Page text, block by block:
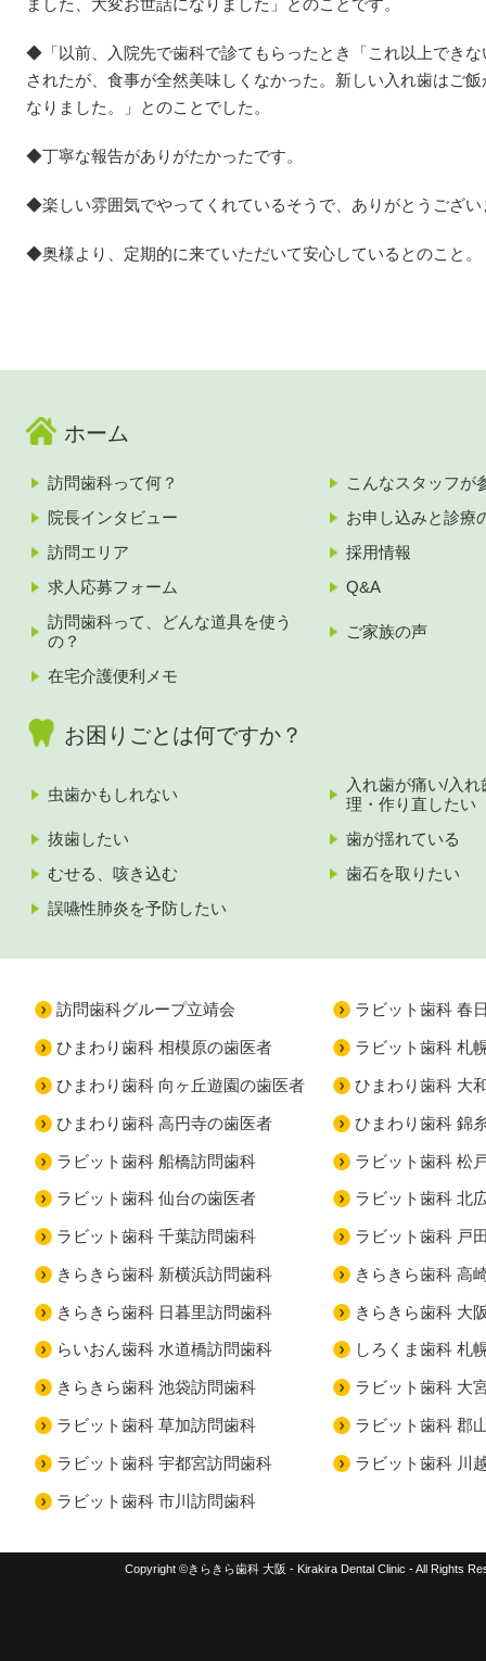
ました、大変お世話になりました」とのことです。
◆「以前、入院先で歯科で診てもらったとき「これ以上できな
されたが、食事が全然美味しくなかった。新しい入れ歯はご
なりました。」とのことでした。
◆丁寧な報告がありがたかったです。
◆楽しい雰囲気でやってくれているそうで、ありがとうござい
◆奥様より、定期的に来ていただいて安心しているとのこと。
ホーム
訪問歯科って何？
こんなスタッフが
院長インタビュー
お申し込みと診療
訪問エリア
採用情報
求人応募フォーム
Q&A
訪問歯科って、どんな道具を使う
の？
ご家族の声
在宅介護便利メモ
お困りごとは何ですか？
虫歯かもしれない
入れ歯が痛い/入
理・作り直したい
抜歯したい
歯が揺れている
むせる、咳き込む
歯石を取りたい
誤嚥性肺炎を予防したい
訪問歯科グループ立靖会 ラビット歯科 春
ひまわり歯科 相模原の歯医者 ラビット歯科 札
ひまわり歯科 向ヶ丘遊園の歯医者 ひまわり歯科 大
ひまわり歯科 高円寺の歯医者 ひまわり歯科 錦
ラビット歯科 船橋訪問歯科 ラビット歯科 松
ラビット歯科 仙台の歯医者 ラビット歯科 北
ラビット歯科 千葉訪問歯科 ラビット歯科 戸
きらきら歯科 新横浜訪問歯科 きらきら歯科 高
きらきら歯科 日暮里訪問歯科 きらきら歯科 大
らいおん歯科 水道橋訪問歯科 しろくま歯科 札
きらきら歯科 池袋訪問歯科 ラビット歯科 大
ラビット歯科 草加訪問歯科 ラビット歯科 郡
ラビット歯科 宇都宮訪問歯科 ラビット歯科 川
ラビット歯科 市川訪問歯科
Copyright ©きらきら歯科 大阪 - Kirakira Dental Clinic - All Rights